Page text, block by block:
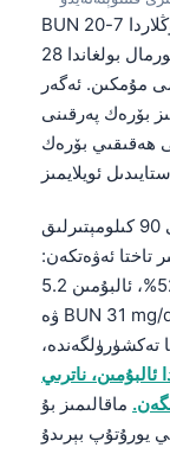
BUN ئادەتتە چوڭلاردا 7-20 mg/dL بولىدۇ، ئەمما كرىياتىن
نورمال بولغاندا 28 mg/dL لىق BUN سۇسىزلىنىش ياكى
مۇمكىن. ئەگەر
بۆرەك پەرقىنى
ھەقىقىي بۆرەك
بىر قېتىم 41 ياشلىق ۋېلىسىپىت مىنگۈچى 90 كىلومېتىرلىق
تاختا ئەۋەتكەن:
ھېماتوكرىت 52%، ئالبۇمىن 5.2 g/dL، ناترىي 146 mmol/L
ۋە BUN 31 mg/dL. 72 سائەت كېيىن، نورمال سۇيۇقلۇق
تەكشۈرۈلگەندە،
ئالبۇمىن، ناترىي
ماقالىمىز بۇ